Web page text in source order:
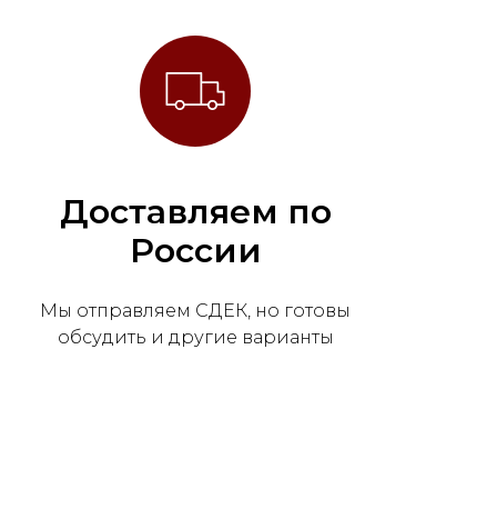
Доставляем по
России
Мы отправляем СДЕК, но готовы
обсудить и другие варианты